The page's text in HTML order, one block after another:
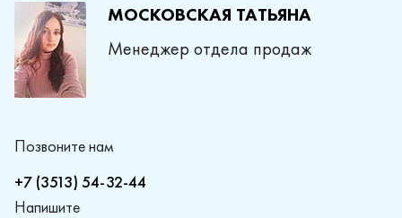
МОСКОВСКАЯ ТАТЬЯНА
Менеджер отдела продаж
Позвоните нам
+7 (3513) 54-32-44
Напишите